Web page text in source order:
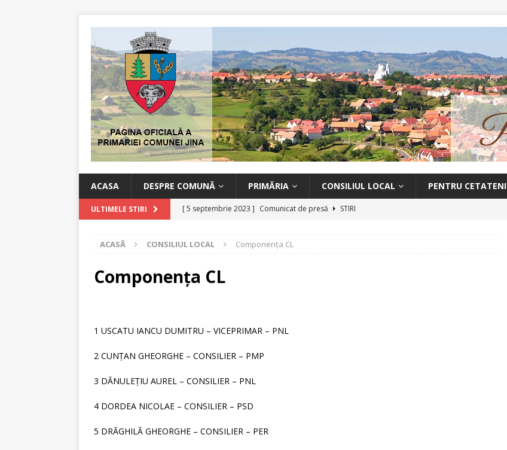
ACASA DESPRE COMUNĂ PRIMĂRIA CONSILIUL LOCAL PENTRU CETATENI
ULTIMELE STIRI [ 5 septembrie 2023 ] Comunicat de presă
STIRI
[ 16 martie 2020 ] Măsuri de prevenire a răspândirii infecției cu coronavirusul SARS-CoV-2
STIRI
[ 24 februarie 2020 ]
ACASĂ CONSILIUL LOCAL Componența CL
Componența CL
1 USCATU IANCU DUMITRU – VICEPRIMAR – PNL
2 CUNȚAN GHEORGHE – CONSILIER – PMP
3 DĂNULEȚIU AUREL – CONSILIER – PNL
4 DORDEA NICOLAE – CONSILIER – PSD
5 DRĂGHILĂ GHEORGHE – CONSILIER – PER